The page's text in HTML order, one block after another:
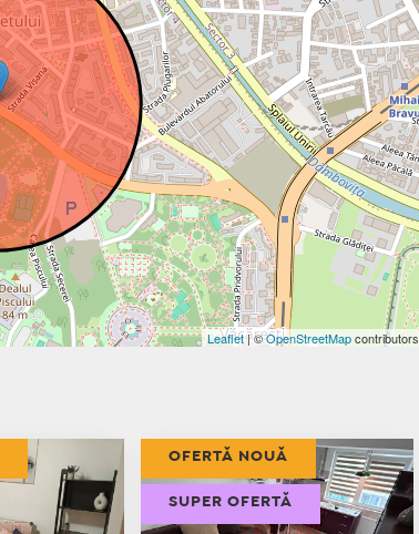
Leaflet| ©OpenStreetMapcontributors
OFERTĂ NOUĂ
SUPER OFERTĂ